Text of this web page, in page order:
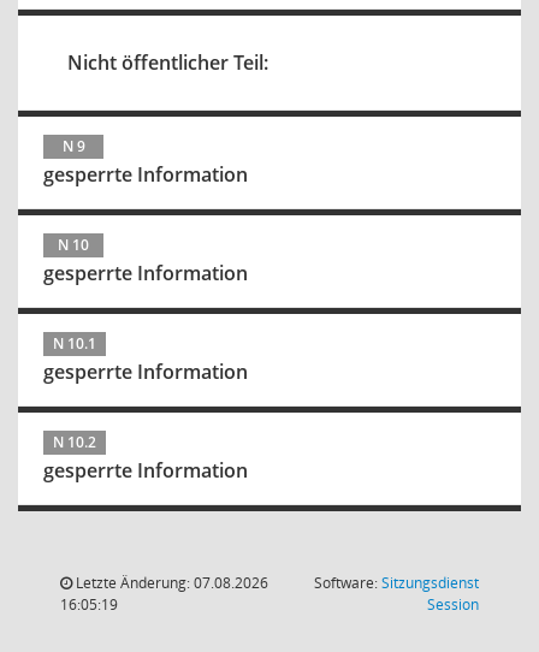
Nicht öffentlicher Teil:
N 9
gesperrte Information
N 10
gesperrte Information
N 10.1
gesperrte Information
N 10.2
gesperrte Information
Letzte Änderung: 07.08.2026
16:05:19
Software:Sitzungsdienst
Session(Wird in